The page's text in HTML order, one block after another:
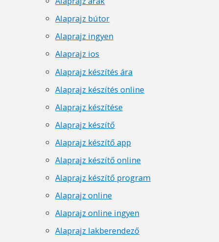
Alaprajz bútor
Alaprajz ingyen
Alaprajz ios
Alaprajz készítés ára
Alaprajz készítés online
Alaprajz készítése
Alaprajz készítő
Alaprajz készítő app
Alaprajz készítő online
Alaprajz készítő program
Alaprajz online
Alaprajz online ingyen
Alaprajz lakberendező